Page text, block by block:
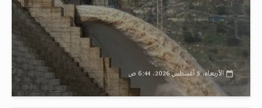
الأربعاء، 5 أغسطس 2026، 6:44 ص